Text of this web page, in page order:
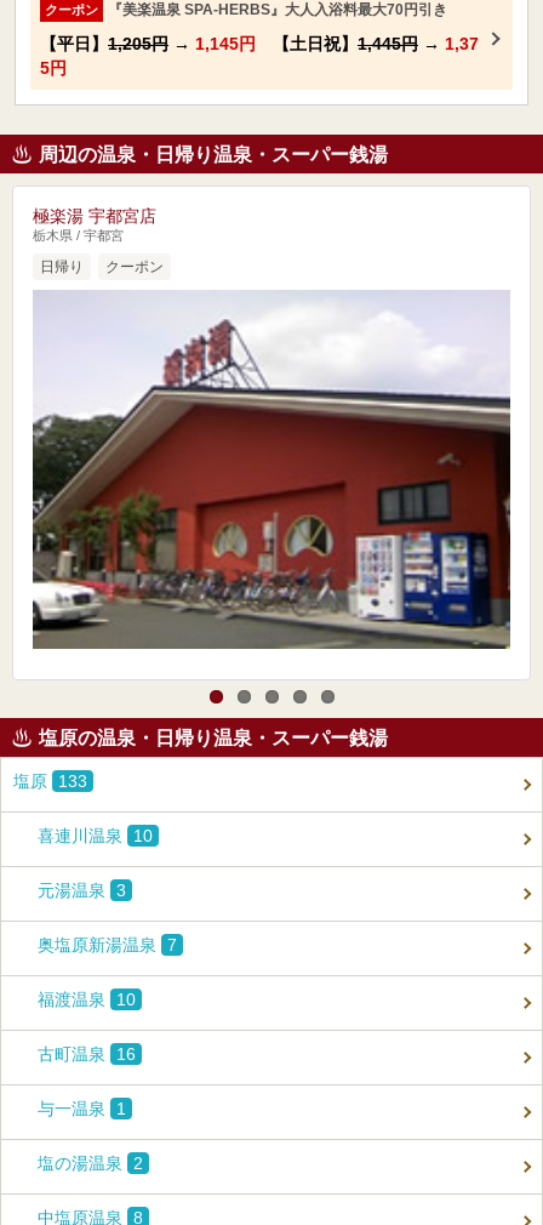
クーポン 『美楽温泉 SPA-HERBS』大人入浴料最大70円引き
【平日】 1,205円 → 1,145円 【土日祝】 1,445円 → 1,37
5円
周辺の温泉・日帰り温泉・スーパー銭湯
極楽湯 宇都宮店
栃木県 / 宇都宮
日帰り クーポン
塩原の温泉・日帰り温泉・スーパー銭湯
塩原 133
喜連川温泉 10
元湯温泉 3
奥塩原新湯温泉 7
福渡温泉 10
古町温泉 16
与一温泉 1
塩の湯温泉 2
中塩原温泉 8